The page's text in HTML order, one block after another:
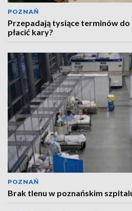
POZNAŃ
Przepadają tysiące terminów do
płacić kary?
POZNAŃ
Brak tlenu w poznańskim